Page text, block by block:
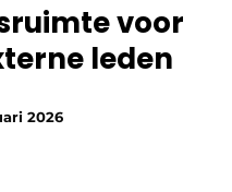
voor
leden
2026